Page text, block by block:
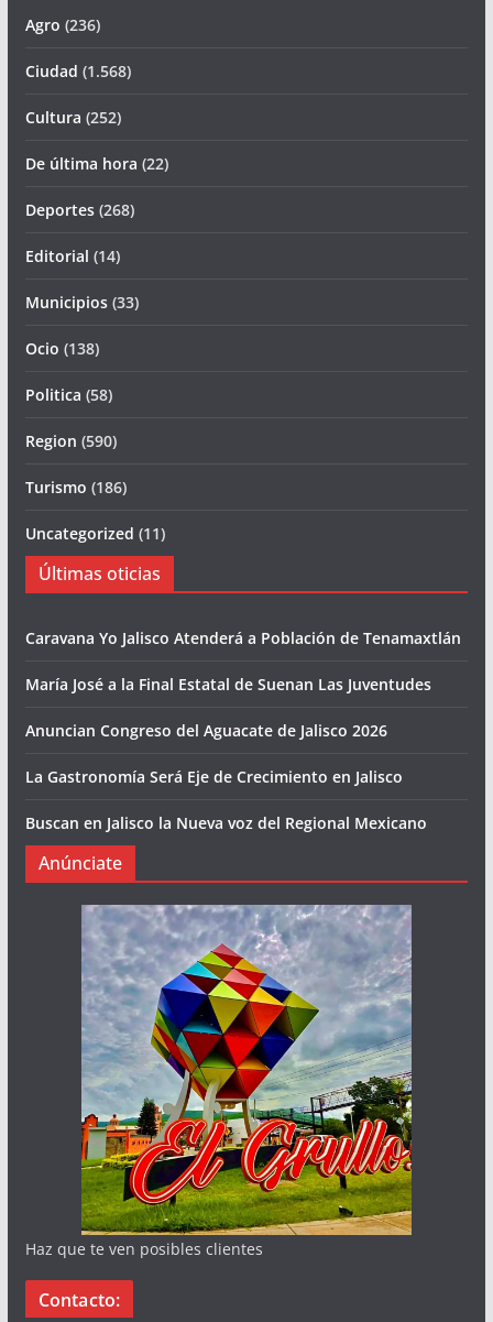
Agro (236)
Ciudad (1.568)
Cultura (252)
De última hora (22)
Deportes(268)
Editorial (14)
Municipios(33)
Ocio (138)
Politica (58)
Region (590)
Turismo (186)
Uncategorized (11)
Últimas oticias
Caravana Yo Jalisco Atenderá a Población de Tenamaxtlán
María José a la Final Estatal de Suenan Las Juventudes
Anuncian Congreso del Aguacate de Jalisco 2026
La Gastronomía Será Eje de Crecimiento en Jalisco
Buscan en Jalisco la Nueva voz del Regional Mexicano
Anúnciate
Haz que te ven posibles clientes
Contacto: